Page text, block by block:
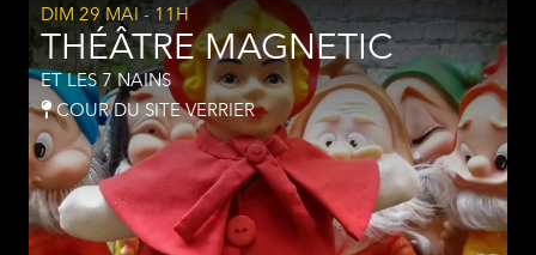
DIM 29 MAI- 11H
THÉÂTRE MAGNETIC
ET LES 7 NAINS
COUR DU SITE VERRIER